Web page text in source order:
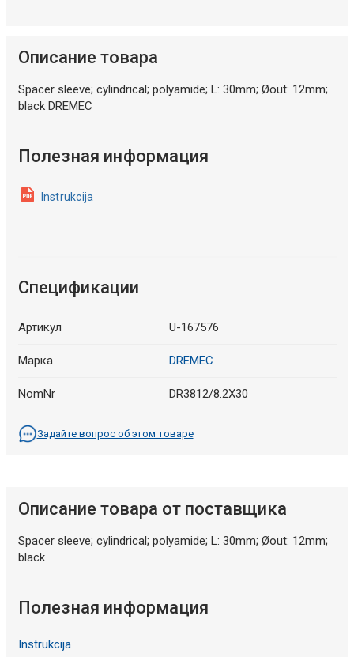
Описание товара
Spacer sleeve; cylindrical; polyamide; L: 30mm; Øout: 12mm;
black DREMEC
Полезная информация
Instrukcija
Спецификации
Артикул U-167576
Марка DREMEC
NomNr DR3812/8.2X30
Задайте вопрос об этом товаре
Описание товара от поставщика
Spacer sleeve; cylindrical; polyamide; L: 30mm; Øout: 12mm;
black
Полезная информация
Instrukcija